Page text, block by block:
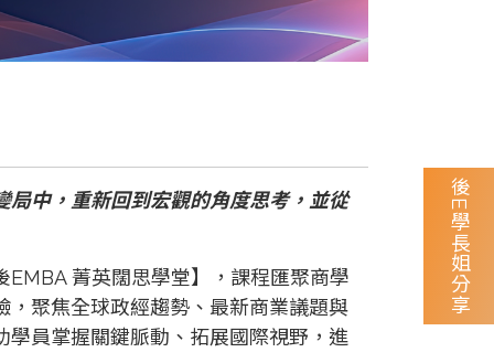
中，重新回到宏觀的角度思考，並從
菁英闊思學堂】，課程匯聚商學
聚焦全球政經趨勢、最新商業議題與
員掌握關鍵脈動、拓展國際視野，進
後E學長姐分享